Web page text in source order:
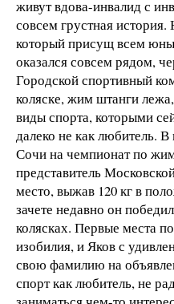
живут вдова-инвалид с
совсем грустная
который присущ всем
оказался совсем рядом,
Городской спортивный
коляске, жим штанги
виды спорта, которыми
далеко не как любитель.
Сочи на чемпионат по
представитель
место, выжав 120 кг в
зачете недавно он
колясках. Первые места
изобилия, и Яков с
свою фамилию на
спорт как любитель, не